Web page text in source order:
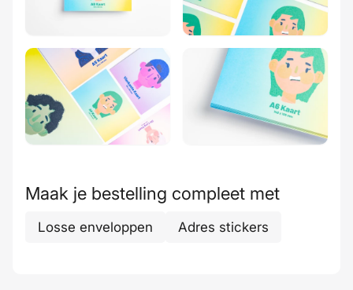
Maak je bestelling compleet met
Losse enveloppen Adres stickers